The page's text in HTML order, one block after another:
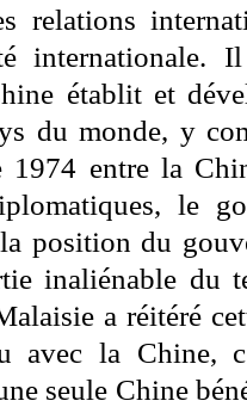
relations
internationale.
établit et
du monde, y
1974 entre la
le
position du
inaliénable du
a réitéré
avec la Chine,
seule Chine